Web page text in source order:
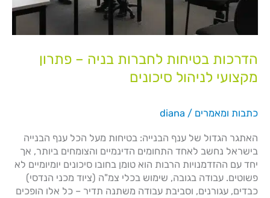
הדרכות בטיחות לחברות בניה – פתרון
מקצועי לניהול סיכונים
כתבות ומאמרים /
diana
האתגר הגדול של ענף הבנייה: בטיחות מעל הכל ענף הבנייה
בישראל נחשב לאחד התחומים הדינמיים והצומחים ביותר, אך
יחד עם ההזדמנויות הרבות הוא טומן בחובו סיכונים יומיומיים לא
פשוטים. עבודה בגובה, שימוש בכלי צמ"ה (ציוד מכני הנדסי)
כבדים, עגורנים, וסביבת עבודה משתנה תדיר – כל אלו הופכים